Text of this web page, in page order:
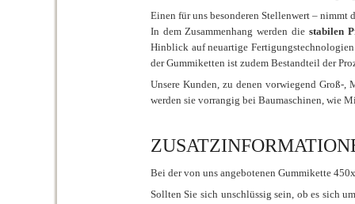
Einen für uns besonderen Stellenwert – nimmt
In dem Zusammenhang werden die stabilen
Hinblick auf neuartige
der Gummiketten ist zudem Bestandteil der
Unsere Kunden, zu denen vorwiegend Groß-
werden sie vorrangig bei Baumaschinen, wie
Bei der von uns angebotenen Gummikette
Sollten Sie sich unschlüssig sein, ob es sich